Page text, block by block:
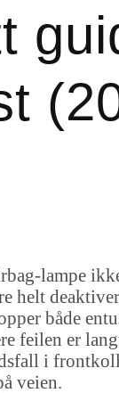
lampe
helt
både
feilen er
i
veien.